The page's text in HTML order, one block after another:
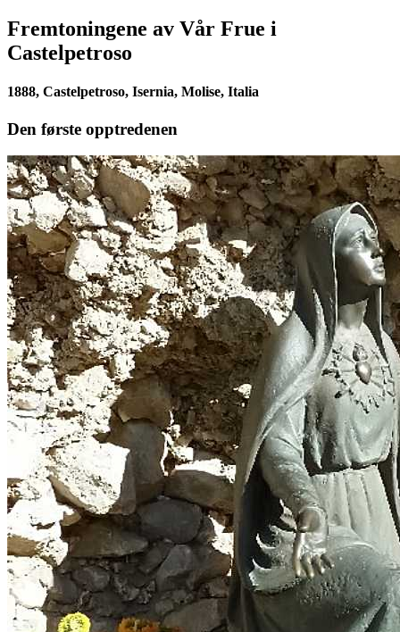
Fremtoningene av Vår Frue i
Castelpetroso
1888, Castelpetroso, Isernia, Molise, Italia
Den første opptredenen